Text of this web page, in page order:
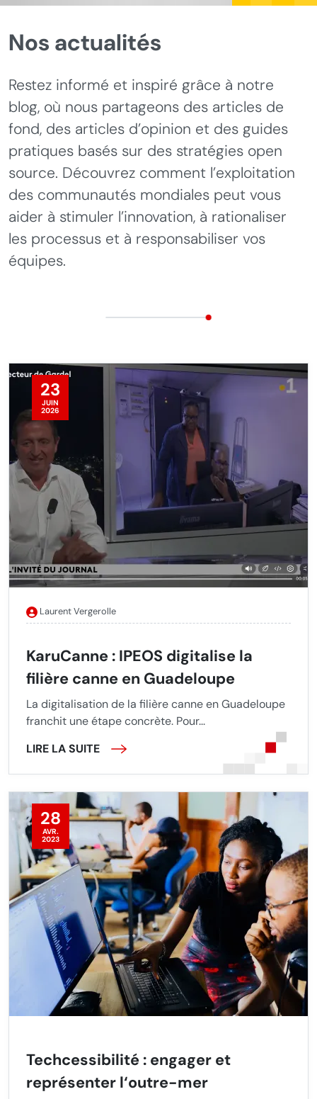
Nos actualités
Restez informé et inspiré grâce à notre
blog, où nous partageons des articles de
fond, des articles d’opinion et des guides
pratiques basés sur des stratégies open
source. Découvrez comment l’exploitation
des communautés mondiales peut vous
aider à stimuler l’innovation, à rationaliser
les processus et à responsabiliser vos
équipes.
Articles de larubrique
23
JUIN
2026
Laurent Vergerolle
KaruCanne : IPEOS digitalise la
filière canne en Guadeloupe
La digitalisation de la filière canne en Guadeloupe
franchit une étape concrète. Pour...
LIRE LA SUITE
28
AVR.
2023
Techcessibilité : engager et
représenter l‘outre-mer